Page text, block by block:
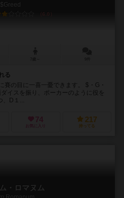
$Greed
6.0
る
賽の目に一喜一憂できます。 $・G・
イスを振り、ポーカーのように役を
、D１...
74
お気に入り
217
持ってる
・ロマヌム